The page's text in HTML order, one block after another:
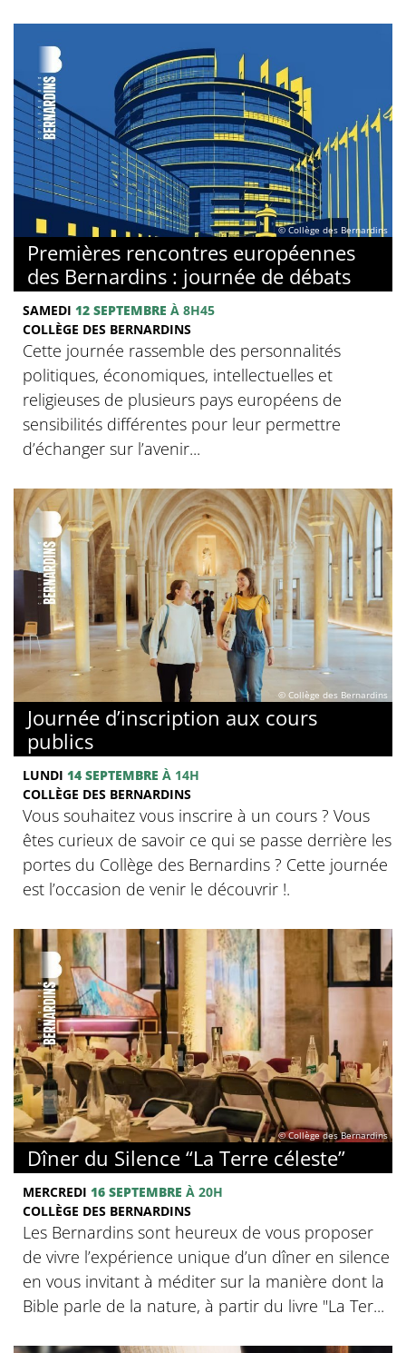
© Collège des Bernardins
Premières rencontres européennes
des Bernardins : journée de débats
SAMEDI 12 SEPTEMBRE À 8H45
COLLÈGE DES BERNARDINS
Cette journée rassemble des personnalités
politiques, économiques, intellectuelles et
religieuses de plusieurs pays européens de
sensibilités différentes pour leur permettre
d’échanger sur l’avenir...
© Collège des Bernardins
Journée d’inscription aux cours
publics
LUNDI 14 SEPTEMBRE À 14H
COLLÈGE DES BERNARDINS
Vous souhaitez vous inscrire à un cours ? Vous
êtes curieux de savoir ce qui se passe derrière les
portes du Collège des Bernardins ? Cette journée
est l’occasion de venir le découvrir !.
© Collège des Bernardins
Dîner du Silence “La Terre céleste”
MERCREDI 16 SEPTEMBRE À 20H
COLLÈGE DES BERNARDINS
Les Bernardins sont heureux de vous proposer
de vivre l’expérience unique d’un dîner en silence
en vous invitant à méditer sur la manière dont la
Bible parle de la nature, à partir du livre "La Ter...